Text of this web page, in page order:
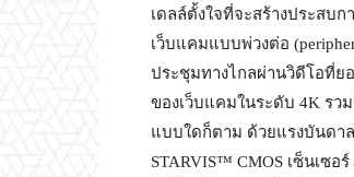
เดลล์ตั้งใจที่จะสร้างประสบ
เว็บแคมแบบพ่วงต่อ
ประชุมทางไกลผ่านวิดีโอที่ย
ของเว็บแคมในระดับ 4K ร
แบบใดก็ตาม ด้วยแรงบันดาล
STARVIS™ CMOS เซ็นเซ